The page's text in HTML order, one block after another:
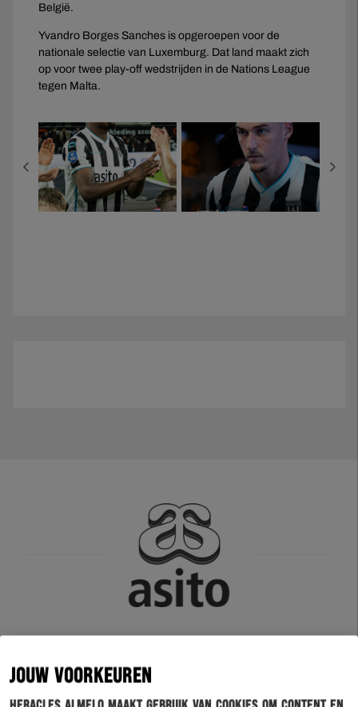
JOUW VOORKEUREN
België.
Yvandro Borges Sanches is opgeroepen voor de
nationale selectie van Luxemburg. Dat land maakt zich
op voor twee play-off wedstrijden in de Nations League
tegen Malta.